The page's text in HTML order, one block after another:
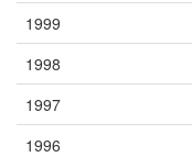
1999
1998
1997
1996